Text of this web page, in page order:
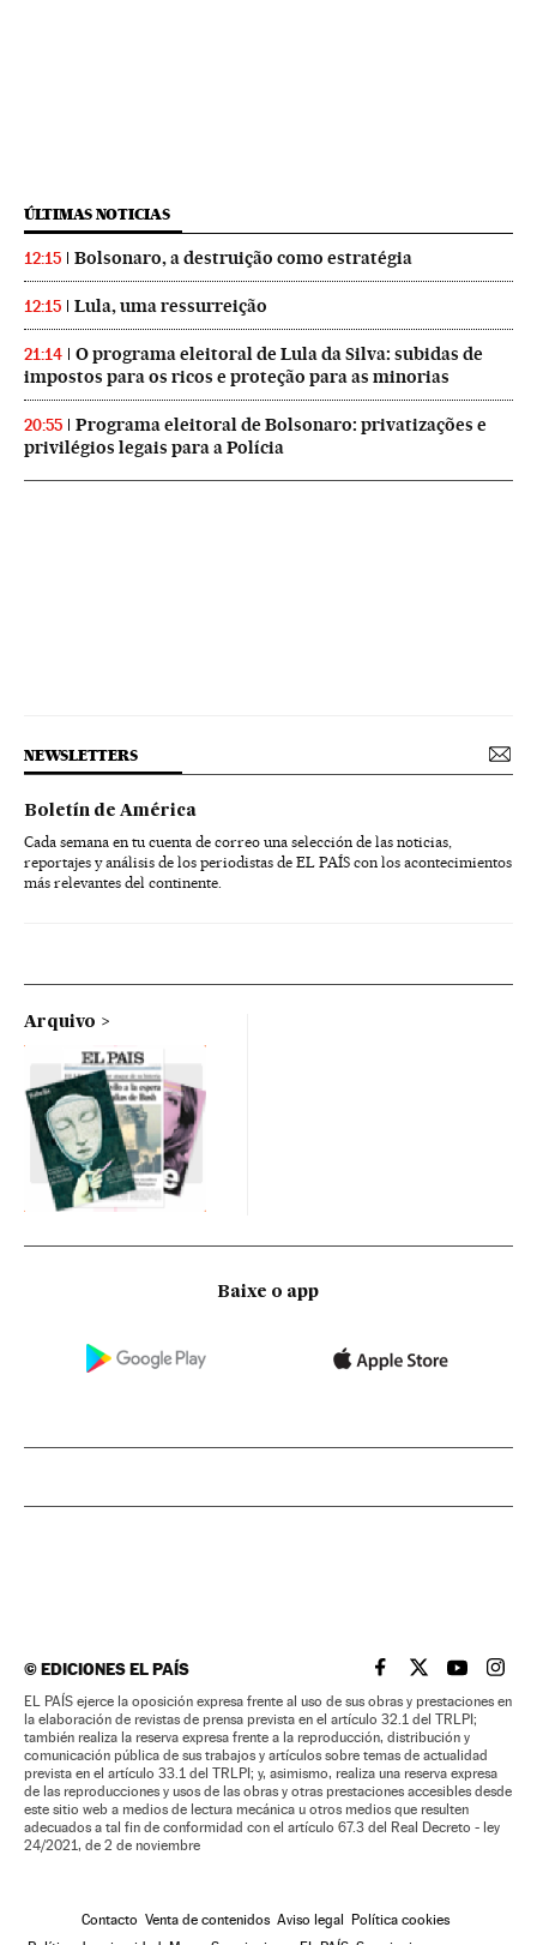
ÚLTIMAS NOTICIAS
12:15 Bolsonaro, a destruição como estratégia
12:15 Lula, uma ressurreição
21:14
O programa eleitoral de Lula da Silva: subidas de
impostos para os ricos e proteção para as minorias
20:55
Programa eleitoral de Bolsonaro: privatizações e
privilégios legais para a Polícia
NEWSLETTERS
Boletín de América
Cada semana en tu cuenta de correo una selección de las noticias,
reportajes y análisis de los periodistas de EL PAÍS con los acontecimientos
más relevantes del continente.
Arquivo
Baixe o app
©EDICIONES EL PAÍS EL PAÍS BRASIL EN
EL PAÍSEL PAÍS
EL
EL PAÍS ejerce la oposición expresa frente al uso de sus obras y prestaciones en
la elaboración de revistas de prensa prevista en el artículo 32.1 del TRLPI;
también realiza la reserva expresa frente a la reproducción, distribución y
comunicación pública de sus trabajos y artículos sobre temas de actualidad
prevista en el artículo 33.1 del TRLPI; y, asimismo, realiza una reserva expresa
de las reproducciones y usos de las obras y otras prestaciones accesibles desde
este sitio web a medios de lectura mecánica u otros medios que resulten
adecuados a tal fin de conformidad con el artículo 67.3 del Real Decreto - ley
24/2021, de 2 de noviembre
Contacto Venta de contenidos Aviso legal Política cookies